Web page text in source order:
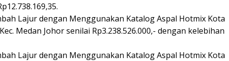
Lajur dengan Menggunakan Katalog Aspal Hotmix Kota
Medan Johor senilai Rp3.238.526.000,- dengan kelebihan
Lajur dengan Menggunakan Katalog Aspal Hotmix Kota